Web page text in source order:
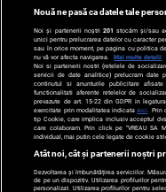
SPORT
Nouă ne pasă ca datele tale
Noi și partenerii noștri 201 stocăm și/sau
unici pentru prelucrarea datelor cu caracter
sau în orice moment, pe pagina cu politica
nu vă vor afecta navigarea.
Mai multe detalii
Noi si partenerii nostri (retelele de
servicii de date analitice) prelucram date
continutul si anunturile publicitare
functionalitati aferente retelelor de
prevazute de art. 15-22 din GDPR in
exercitate prin modalitatea indicataaici .
tip Cookie, care implica inclusiv acceptul
care colaboram. Prin click pe “VREAU SA
individual, mai putin cele legate de cookie
Atât noi, cât și partenerii noștri
Dezvoltarea și îmbunătățirea serviciilor.
de pe un dispozitiv. Utilizarea profilurilor
personalizat. Utilizarea profilurilor pentru